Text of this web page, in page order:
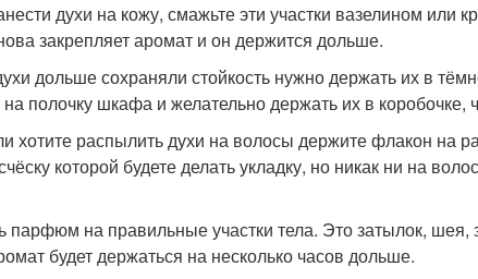
духи на кожу, смажьте эти участки вазелином или
закрепляет аромат и он держится дольше.
дольше сохраняли стойкость нужно держать их в
полочку шкафа и желательно держать их в коробочке,
хотите распылить духи на волосы держите флакон на
которой будете делать укладку, но никак ни на
на правильные участки тела. Это затылок, шея,
будет держаться на несколько часов дольше.